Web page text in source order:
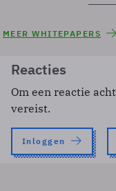
MEER WHITEPAPERS
Reacties
Om een reactie
vereist.
Inloggen